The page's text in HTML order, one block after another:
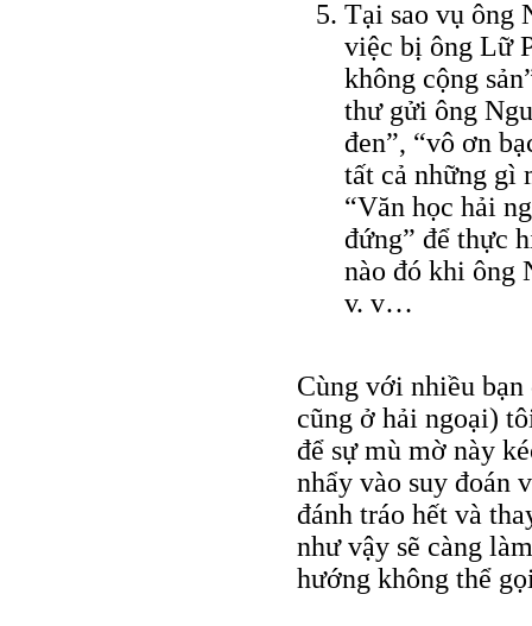
Tại sao vụ ông
việc bị ông Lữ
không cộng
thư gửi ông
đen”, “vô ơn
tất cả những gì
“Văn học hải
đứng” để thực
nào đó khi ông
v. v…
Cùng với nhiều
cũng ở hải ngoại)
để sự mù mờ này
nhẩy vào suy đoán
đánh tráo hết và
như vậy sẽ càng
hướng không thể